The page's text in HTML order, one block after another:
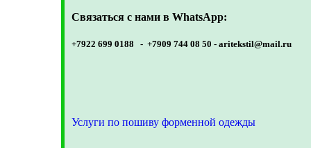
Связаться с нами в WhatsApp:
+7922 699 0188 - +7909 744 08 50 - aritekstil@mail.ru
Услуги по пошиву форменной одежды